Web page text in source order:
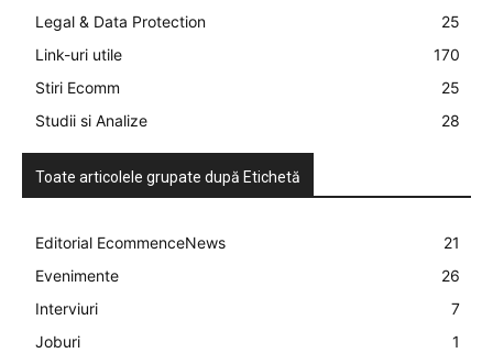
Legal & Data Protection
25
Link-uri utile
170
Stiri Ecomm
25
Studii si Analize
28
Toate articolele grupate după Etichetă
Editorial EcommenceNews
21
Evenimente
26
Interviuri
7
Joburi
1